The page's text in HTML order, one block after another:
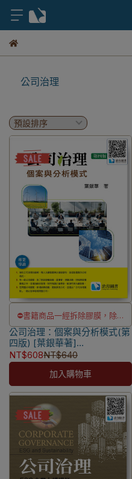
公司治理
⛔書籍商品一經拆除膠膜，除非
瑕疵換書不提供退貨與退款
✅訂購數量5本以上另有優惠，請
洽LINE客服訂購
公司治理：個案與分析模式(第
四版) [葉銀華著]
9786269908912
NT$608NT$640
加入購物車